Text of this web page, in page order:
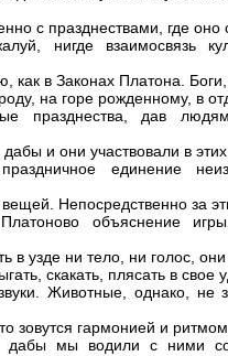
с празднествами, где оно
нигде взаимосвязь
как в Законах Платона.
на горе рожденному, в
празднества, дав
и они участвовали в
единение
Непосредственно за
объяснение
в узде ни тело, ни голос,
скакать, плясать в свое
Животные, однако, не
зовутся гармонией и
дабы мы водили с ними